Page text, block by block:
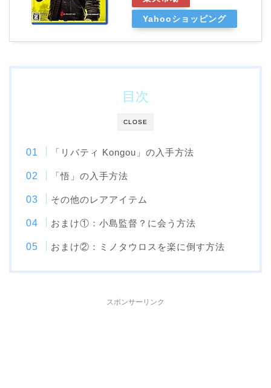
Yahooショッピング
CLOSE
目次
「リバティ Kongou」の入手方法
「悟」の入手方法
その他のレアアイテム
おまけ①：小島監督？に会う方法
おまけ②：ミノタウロスを楽に倒す方法
スポンサーリンク